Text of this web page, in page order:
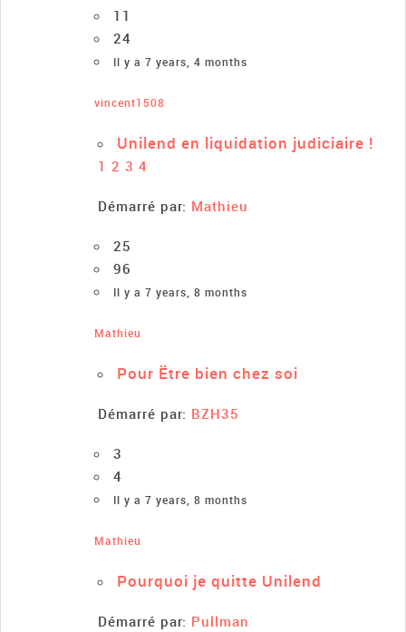
11
24
Il y a 7 years, 4 months
vincent1508
Unilend en liquidation judiciaire !
1 2 3 4
Démarré par: Mathieu
25
96
Il y a 7 years, 8 months
Mathieu
Pour Ëtre bien chez soi
Démarré par: BZH35
3
4
Il y a 7 years, 8 months
Mathieu
Pourquoi je quitte Unilend
Démarré par: Pullman